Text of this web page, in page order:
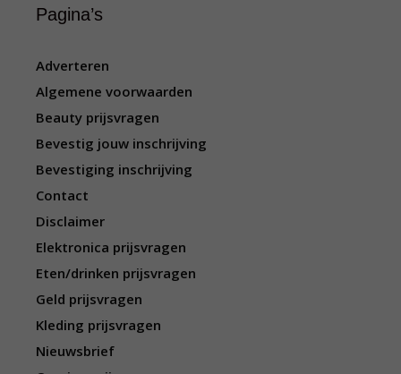
Pagina’s
Adverteren
Algemene voorwaarden
Beauty prijsvragen
Bevestig jouw inschrijving
Bevestiging inschrijving
Contact
Disclaimer
Elektronica prijsvragen
Eten/drinken prijsvragen
Geld prijsvragen
Kleding prijsvragen
Nieuwsbrief